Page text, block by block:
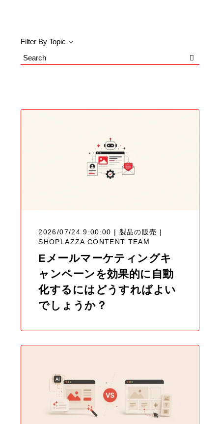
Filter By Topic
Search
2026/07/24 9:00:00 | 製品の販売 |
SHOPLAZZA CONTENT TEAM
Eメールマーケティングキ
ャンペーンを効果的に自動
化するにはどうすればよい
でしょうか？